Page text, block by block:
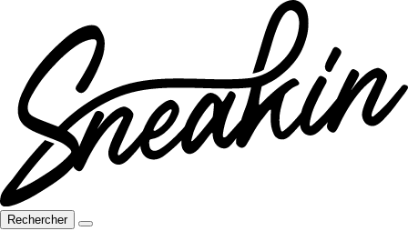
Rechercher